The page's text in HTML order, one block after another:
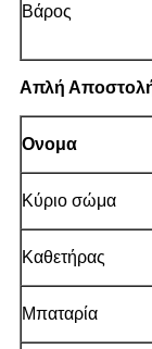
Βάρος
Απλή
Ονομα
Κύριο σώμα
Καθετήρας
Μπαταρία